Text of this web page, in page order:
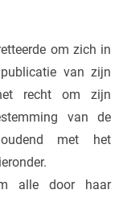
om zich in
van zijn
recht om zijn
van de
met het
alle door haar